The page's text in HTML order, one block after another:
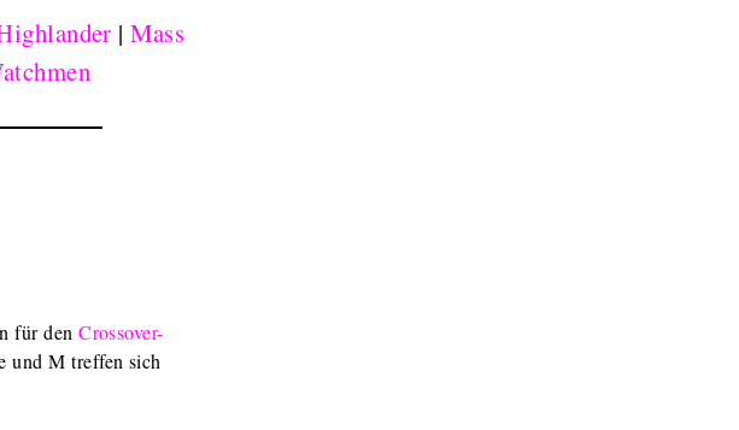
|Mass
für denCrossover-
und M treffen sich